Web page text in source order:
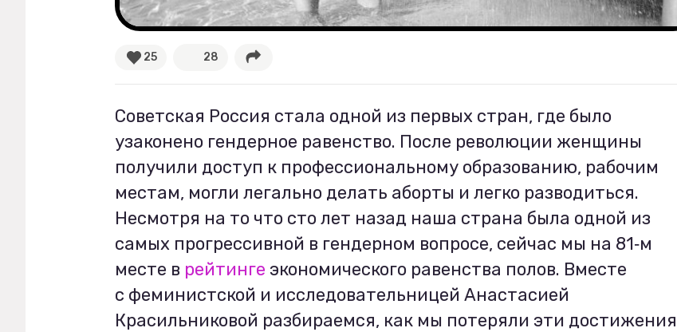
25 28
Советская Россия стала одной из первых стран, где было
узаконено гендерное равенство. После революции женщины
получили доступ к профессиональному образованию, рабочим
местам, могли легально делать аборты и легко разводиться.
Несмотря на то что сто лет назад наша страна была одной из
самых прогрессивной в гендерном вопросе, сейчас мы на 81‑м
месте в рейтинге экономического равенства полов. Вместе
с феминистской и исследовательницей Анастасией
Красильниковой разбираемся, как мы потеряли эти достижения